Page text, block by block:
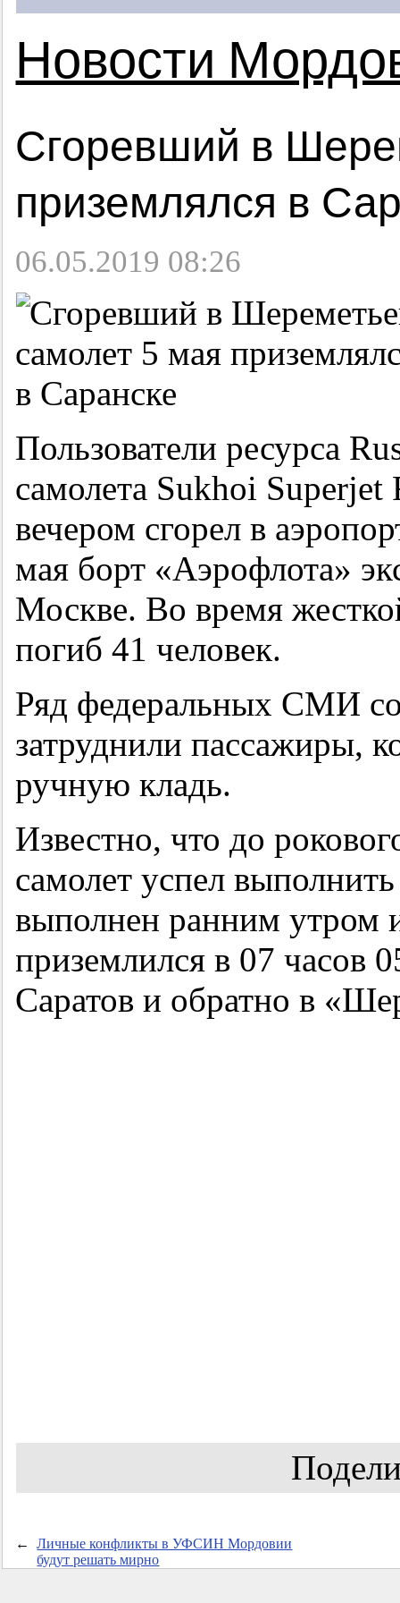
Новости
Сгоревший в
приземлялся в
06.05.2019 08:26
Пользователи ресурса
самолета Sukhoi
вечером сгорел в
мая борт «Аэрофлота»
Москве. Во время
погиб 41 человек.
Ряд федеральных СМИ
затруднили пассажиры,
ручную кладь.
Известно, что до
самолет успел
выполнен ранним утром
приземлился в 07 часов
Саратов и обратно в
←
Личные конфликты в УФСИН Мордовии
будут решать мирно